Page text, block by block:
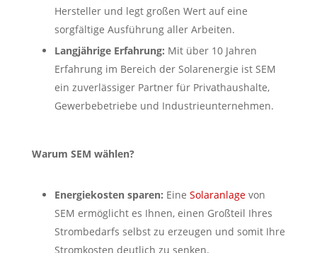
Hersteller und legt großen Wert auf eine
sorgfältige Ausführung aller Arbeiten.
Langjährige Erfahrung: Mit über 10 Jahren
Erfahrung im Bereich der Solarenergie ist SEM
ein zuverlässiger Partner für Privathaushalte,
Gewerbebetriebe und Industrieunternehmen.
Warum SEM wählen?
Energiekosten sparen: Eine Solaranlagevon
SEM ermöglicht es Ihnen, einen Großteil Ihres
Strombedarfs selbst zu erzeugen und somit Ihre
Stromkosten deutlich zu senken.